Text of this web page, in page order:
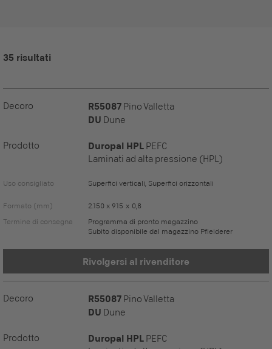
35 risultati
Decoro R55087 Pino Valletta
DU Dune
Prodotto Duropal HPL PEFC
Laminati ad alta pressione (HPL)
Uso consigliato Superfici verticali, Superfici orizzontali
Formato (mm)
2.150 x 915 x 0,8
Termine di consegna
Programma di pronto magazzino
Subito disponibile dal magazzino Pfleiderer
Rivolgersi al rivenditore
Decoro R55087 Pino Valletta
DU Dune
Prodotto Duropal HPL PEFC